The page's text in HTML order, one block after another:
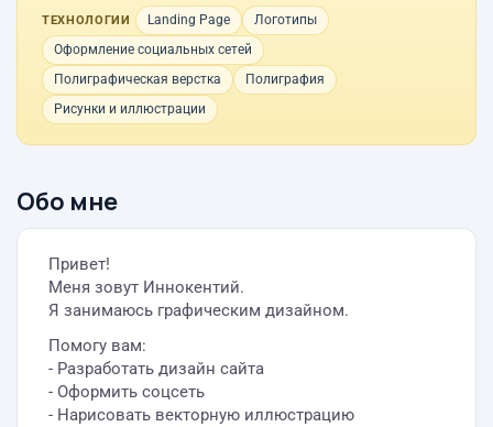
ТЕХНОЛОГИИ Landing Page
Логотипы
Оформление социальных сетей
Полиграфическая верстка
Полиграфия
Рисунки и иллюстрации
Обо мне
Привет!
Меня зовут Иннокентий.
Я занимаюсь графическим дизайном.
Помогу вам:
- Разработать дизайн сайта
- Оформить соцсеть
- Нарисовать векторную иллюстрацию